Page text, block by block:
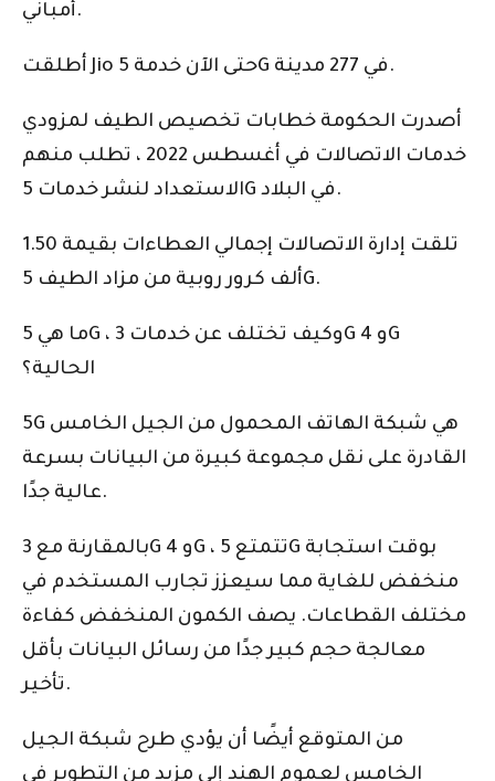
أمباني.
أطلقت Jio حتى الآن خدمة 5G في 277 مدينة.
أصدرت الحكومة خطابات تخصيص الطيف لمزودي
خدمات الاتصالات في أغسطس 2022 ، تطلب منهم
الاستعداد لنشر خدمات 5G في البلاد.
تلقت إدارة الاتصالات إجمالي العطاءات بقيمة 1.50
ألف كرور روبية من مزاد الطيف 5G.
ما هي 5G ، وكيف تختلف عن خدمات 3G و 4G
الحالية؟
5G هي شبكة الهاتف المحمول من الجيل الخامس
القادرة على نقل مجموعة كبيرة من البيانات بسرعة
عالية جدًا.
بالمقارنة مع 3G و 4G ، تتمتع 5G بوقت استجابة
منخفض للغاية مما سيعزز تجارب المستخدم في
مختلف القطاعات. يصف الكمون المنخفض كفاءة
معالجة حجم كبير جدًا من رسائل البيانات بأقل
تأخير.
من المتوقع أيضًا أن يؤدي طرح شبكة الجيل
الخامس لعموم الهند إلى مزيد من التطوير في